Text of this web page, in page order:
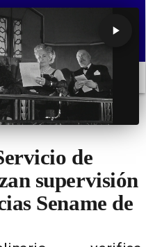
INICIO
de
supervisión
Sename de